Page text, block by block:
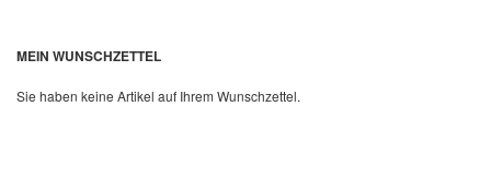
Quickview
MEIN WUNSCHZETTEL
Sie haben keine Artikel auf Ihrem Wunschzettel.